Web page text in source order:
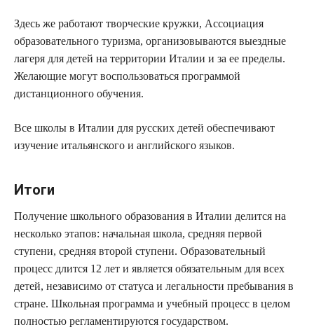
Здесь же работают творческие кружки, Ассоциация
образовательного туризма, организовываются выездные
лагеря для детей на территории Италии и за ее пределы.
Желающие могут воспользоваться программой
дистанционного обучения.
Все школы в Италии для русских детей обеспечивают
изучение итальянского и английского языков.
Итоги
Получение школьного образования в Италии делится на
несколько этапов: начальная школа, средняя первой
ступени, средняя второй ступени. Образовательный
процесс длится 12 лет и является обязательным для всех
детей, независимо от статуса и легальности пребывания в
стране. Школьная программа и учебный процесс в целом
полностью регламентируются государством.